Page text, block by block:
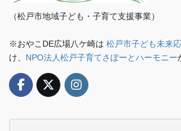
（松戸市地域子ども・子育て支援事業）
※おやこDE広場八ケ崎は 松戸市子ども未来
け、 NPO法人松戸子育てさぽーとハーモニー